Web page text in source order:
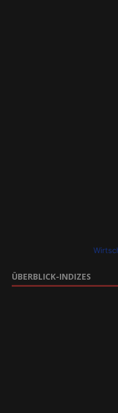
ÜBERBLICK-INDIZES